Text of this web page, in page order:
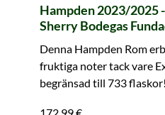
Hampden 2023/2025
Sherry Bodegas
Denna Hampden Rom
fruktiga noter tack vare
begränsad till 733